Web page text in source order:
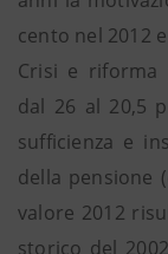
cento nel 2012
Crisi e riforma
dal 26 al 20,5
sufficienza e
della pensione
valore 2012
storico del